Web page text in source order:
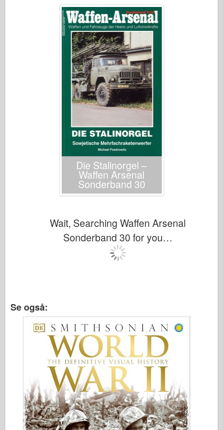
Die Stalinorgel –
Waffen Arsenal
Sonderband 30
Wait, Searching Waffen Arsenal
Sonderband 30 for you…
Se også: